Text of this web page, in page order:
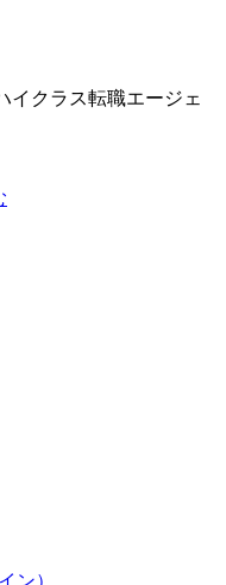
イクラス転職エージェ
ン）